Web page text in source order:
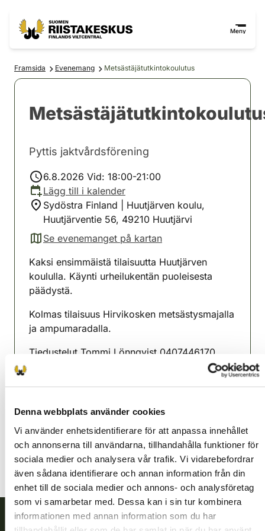
Denna webbplats använder cookies
Vi använder enhetsidentifierare för att anpassa innehållet
och annonserna till användarna, tillhandahålla funktioner för
sociala medier och analysera vår trafik. Vi vidarebefordrar
även sådana identifierare och annan information från din
enhet till de sociala medier och annons- och analysföretag
som vi samarbetar med. Dessa kan i sin tur kombinera
informationen med annan information som du har
Meny
Framsida Evenemang Metsästäjätutkintokoulutus
Pyttis jaktvårdsförening
6.8.2026 Vid: 18:00-21:00
Lägg till i kalender
Sydöstra Finland | Huutjärven koulu,
Huutjärventie 56, 49210 Huutjärvi
Se evenemanget på kartan
(avautuu uuteen välilehteen)
Kaksi ensimmäistä tilaisuutta Huutjärven
koululla. Käynti urheilukentän puoleisesta
päädystä.
Kolmas tilaisuus Hirvikosken metsästysmajalla
ja ampumaradalla.
Tiedustelut Tommi Lönnqvist 0407446170
0400528579